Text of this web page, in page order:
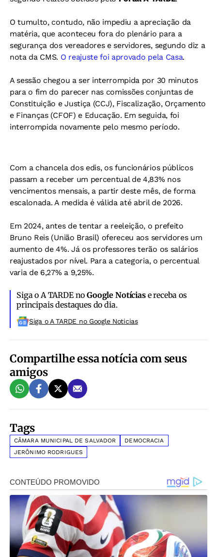
O tumulto, contudo, não impediu a apreciação da
matéria, que aconteceu fora do plenário para a
segurança dos vereadores e servidores, segundo diz a
nota da CMS. O reajuste foi aprovado pela Casa.
A sessão chegou a ser interrompida por 30 minutos
para o fim do parecer nas comissões conjuntas de
Constituição e Justiça (CCJ), Fiscalização, Orçamento
e Finanças (CFOF) e Educação. Em seguida, foi
interrompida novamente pelo mesmo período.
Com a chancela dos edis, os funcionários públicos
passam a receber um percentual de 4,83% nos
vencimentos mensais, a partir deste mês, de forma
escalonada. A medida é válida até abril de 2026.
Em 2024, antes de tentar a reeleição, o prefeito
Bruno Reis (União Brasil) ofereceu aos servidores um
aumento de 4%. Já os professores terão os salários
reajustados por nível. Para a categoria, o percentual
varia de 6,27% a 9,25%.
Siga o A TARDE noGoogle Notíciase receba os
principais destaques do dia.
Siga o A TARDE no Google Noticias
Compartilhe essa notícia com seus
amigos
Tags
CÂMARA MUNICIPAL DE SALVADOR
DEMOCRACIA
JERÔNIMO RODRIGUES